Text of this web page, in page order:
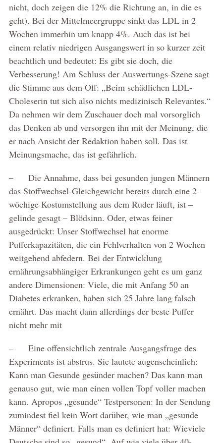
nicht, doch zeigen die 12% die Richtung an, in die es
geht). Bei der Mittelmeergruppe sinkt das LDL in 2
Wochen immerhin um knapp 4%. Auch das ist bei
einem relativ niedrigen Ausgangswert in so kurzer zeit
beachtlich und bedeutet: Es gibt sie doch, die
Verbesserung! Am Schluss der Auswertungs-Szene sagt
die Stimme aus dem Off: „Beim schädlichen LDL-
Choleserin tut sich also nichts medizinisch Relevantes.“
Da nehmen wir dem Zuschauer doch mal vorsorglich
das Denken ab und versorgen ihn mit der Meinung, die
er nach Ansicht der Redaktion haben soll. Das ist
Meinungsmache, das ist gefährlich.
– Die Annahme, dass bei gesunden jungen Männern
das Stoffwechsel-Gleichgewicht bereits durch eine 2-
wöchige Kostumstellung aus dem Ruder läuft, ist –
gelinde gesagt – Blödsinn. Oder, etwas feiner
ausgedrückt: Unser Stoffwechsel hat enorme
Pufferkapazitäten, die ein Fehlverhalten von 2 Wochen
weitgehend abfedern. Bei der Entwicklung
ernährungsabhängiger Erkrankungen geht es um ganz
andere Dimensionen: Viele, die mit Anfang 50 an
Diabetes erkranken, haben sich 25 Jahre lang falsch
ernährt. Das macht dann allerdings der beste Puffer
nicht mehr mit
– Eine offensichtlich zentrale Ausgangsfrage des
Experiments ist abstrus. Sie lautete augenscheinlich:
Kann man Gesunde gesünder machen? Das kann man
genauso gut, wie man einen vollen Topf voller machen
kann. Apropos „gesunde“ Testpersonen: In der Sendung
zumindest fiel kein Wort darüber, wie man „gesunde
Männer“ definiert. Falls man es definiert hat: Wieviele